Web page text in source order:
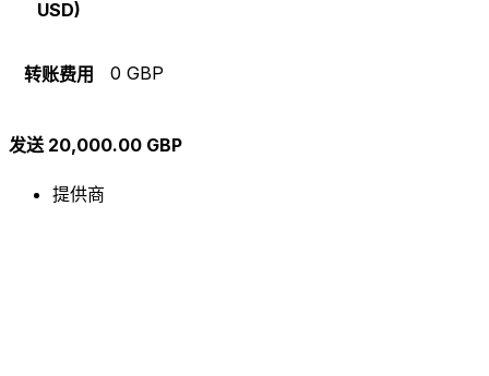
USD)
转账费用 0 GBP
发送 20,000.00 GBP
提供商